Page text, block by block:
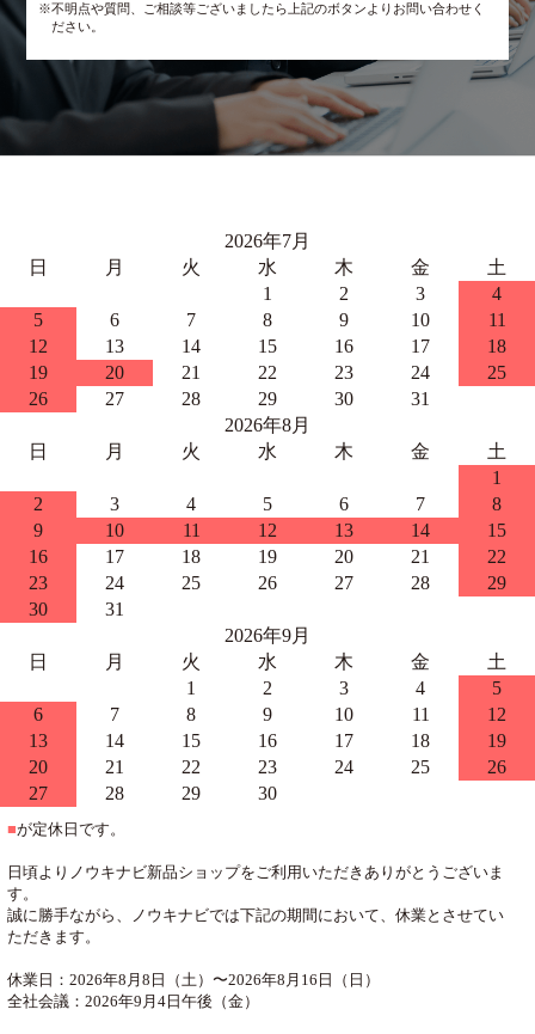
※不明点や質問、ご相談等ございましたら上記のボタンよりお問い合わせく
ださい。
2026年7月
日
月 火 水 木 金
土
1
2 3
4
5
6 7 8 9 10
11
12
13 14 15 16 17
18
19
20 21 22 23 24
25
26
27 28 29 30
31
2026年8月
日
月 火 水 木 金
土
1
2
3 4 5 6 7
8
9
10 11 12 13 14
15
16
17 18 19 20 21
22
23
24 25 26 27 28
29
30
31
2026年9月
日
月 火 水 木 金
土
1
2 3 4
5
6
7 8 9 10 11
12
13
14 15 16 17 18
19
20
21 22 23 24 25
26
27
28 29 30
■が定休日です。
日頃よりノウキナビ新品ショップをご利用いただきありがとうございま
す。
誠に勝手ながら、ノウキナビでは下記の期間において、休業とさせてい
ただきます。
休業日：2026年8月8日（土）〜2026年8月16日（日）
全社会議：2026年9月4日午後（金）